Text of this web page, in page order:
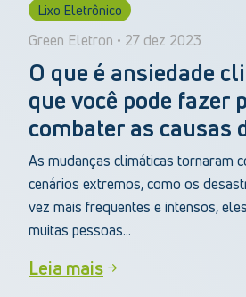
Lixo Eletrônico
Green Eletron • 27 dez 2023
O que é ansiedade
que você pode fazer
combater as causas
As mudanças climáticas tornaram
cenários extremos, como os
vez mais frequentes e intensos,
muitas pessoas...
Leia mais